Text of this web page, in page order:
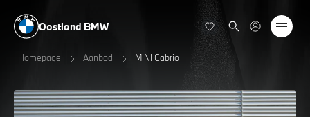
Oostland BMW
Homepage Aanbod MINI Cabrio